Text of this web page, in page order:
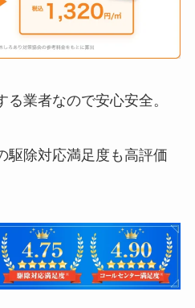
業者なので安心安全。
駆除対応満足度も高評価